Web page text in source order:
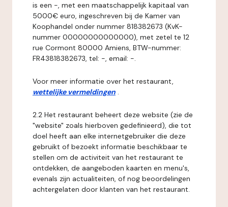
is een -, met een maatschappelijk kapitaal van
5000€ euro, ingeschreven bij de Kamer van
Koophandel onder nummer 818382673 (KvK-
nummer 00000000000000), met zetel te 12
rue Cormont 80000 Amiens, BTW-nummer:
FR43818382673, tel: -, email: -.
Voor meer informatie over het restaurant,
wettelijke vermeldingen .
2.2 Het restaurant beheert deze website (zie de
"website" zoals hierboven gedefinieerd), die tot
doel heeft aan elke internetgebruiker die deze
gebruikt of bezoekt informatie beschikbaar te
stellen om de activiteit van het restaurant te
ontdekken, de aangeboden kaarten en menu's,
evenals zijn actualiteiten, of nog beoordelingen
achtergelaten door klanten van het restaurant.